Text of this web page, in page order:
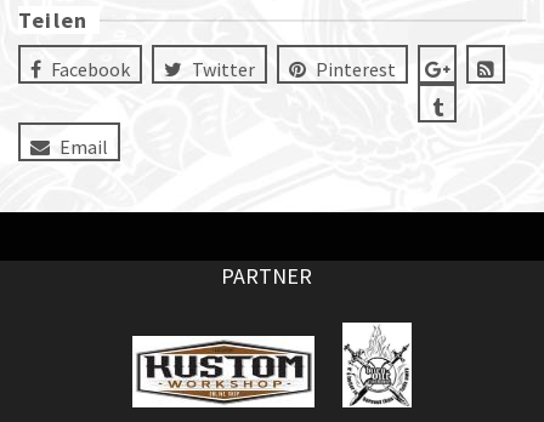
Teilen
Facebook Twitter Pinterest
Email
PARTNER